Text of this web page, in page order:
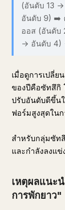
(อันดับ 13
อันดับ 9) ➡️
ออส (อันดับ
→ อันดับ 4)
เมื่อดูการเปลี่
ของปีคือซัทสึกิ
ปรับอันดับดีขึ้น
ฟอร์มสูงสุดใน
สำหรับกลุ่มซัท
และกำลังลงแข่
เหตุผลแน
การพักยาว"